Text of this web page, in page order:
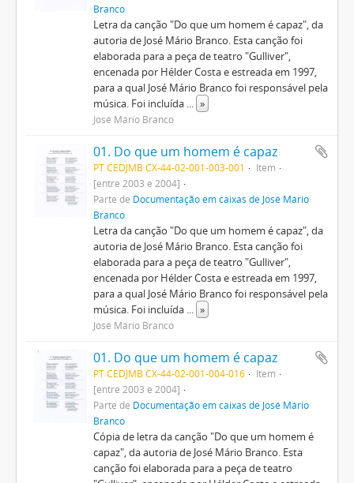
Branco
Letra da canção "Do que um homem é capaz", da
autoria de José Mário Branco. Esta canção foi
elaborada para a peça de teatro "Gulliver",
encenada por Hélder Costa e estreada em 1997,
para a qual José Mário Branco foi responsável pela
música. Foi incluída ... »
José Mário Branco
01. Do que um homem é capaz
PT CEDJMB CX-44-02-001-003-001
Item
[entre 2003 e 2004]
Parte de Documentação em caixas de José Mário
Branco
Letra da canção "Do que um homem é capaz", da
autoria de José Mário Branco. Esta canção foi
elaborada para a peça de teatro "Gulliver",
encenada por Hélder Costa e estreada em 1997,
para a qual José Mário Branco foi responsável pela
música. Foi incluída ... »
José Mário Branco
01. Do que um homem é capaz
PT CEDJMB CX-44-02-001-004-016
Item
[entre 2003 e 2004]
Parte de Documentação em caixas de José Mário
Branco
Cópia de letra da canção "Do que um homem é
capaz", da autoria de José Mário Branco. Esta
canção foi elaborada para a peça de teatro